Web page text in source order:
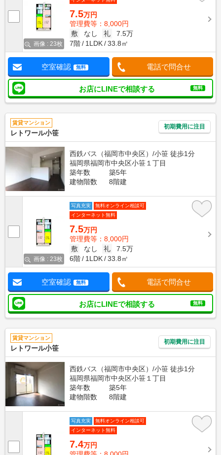
画像 : 23枚
7.5万円
管理費等：8,000円
敷
なし 礼
7.5万
7階
1LDK 33.8㎡
空室確認 無料 電話で問合せ
お店にLINEで相談する 無料
賃貸マンション
レトワール小笹
初期費用に注目
西鉄バス（福岡市中央区）/小笹 徒歩1分
福岡県福岡市中央区小笹１丁目
築年数
築5年
建物階数
8階建
画像 : 23枚
写真充実
無料オンライン相談可
インターネット無料
7.5万円
管理費等：8,000円
敷
なし 礼
7.5万
6階
1LDK 33.8㎡
空室確認 無料 電話で問合せ
お店にLINEで相談する 無料
賃貸マンション
レトワール小笹
初期費用に注目
西鉄バス（福岡市中央区）/小笹 徒歩1分
福岡県福岡市中央区小笹１丁目
築年数
築5年
建物階数
8階建
写真充実
無料オンライン相談可
インターネット無料
7.4万円